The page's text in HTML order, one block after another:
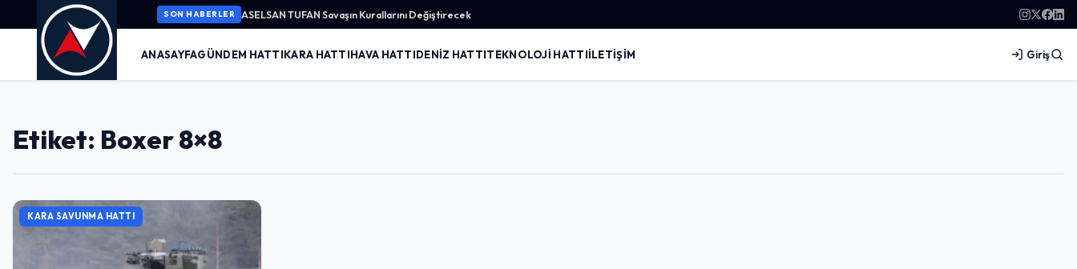
SON HABERLER ASELSAN TUFAN Savaşın Kurallarını Değiştirecek
ANASAYFAGÜNDEM HATTIKARA HATTIHAVA HATTIDENIZ HATTITEKNOLOJI HATTIİLETIŞIM Giriş
Etiket: Boxer 8×8
KARA SAVUNMA HATTI